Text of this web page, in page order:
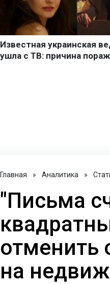
Главная » Аналитика »
"Письма
отменить
на